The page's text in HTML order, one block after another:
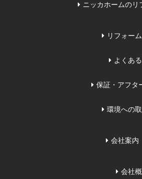
ニッカホームのリ
リフォー
よくあ
保証・アフタ
環境への
会社案内
会社